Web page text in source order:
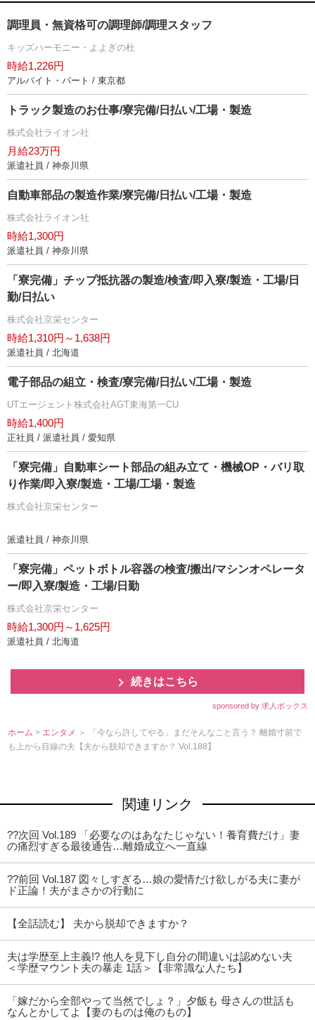
調理員・無資格可の調理師/調理スタッフ
キッズハーモニー・よよぎの杜
時給1,226円
アルバイト・パート / 東京都
トラック製造のお仕事/寮完備/日払い/工場・製造
株式会社ライオン社
月給23万円
派遣社員 / 神奈川県
自動車部品の製造作業/寮完備/日払い/工場・製造
株式会社ライオン社
時給1,300円
派遣社員 / 神奈川県
「寮完備」チップ抵抗器の製造/検査/即入寮/製造・工場/日
勤/日払い
株式会社京栄センター
時給1,310円～1,638円
派遣社員 / 北海道
電子部品の組立・検査/寮完備/日払い/工場・製造
UTエージェント株式会社AGT東海第一CU
時給1,400円
正社員 / 派遣社員 / 愛知県
「寮完備」自動車シート部品の組み立て・機械OP・バリ取
り作業/即入寮/製造・工場/工場・製造
株式会社京栄センター
派遣社員 / 神奈川県
「寮完備」ペットボトル容器の検査/搬出/マシンオペレータ
ー/即入寮/製造・工場/日勤
株式会社京栄センター
時給1,300円～1,625円
派遣社員 / 北海道
続きはこちら
sponsored by 求人ボックス
ホーム > エンタメ ＞ 「今なら許してやる」まだそんなこと言う？ 離婚寸前で
も上から目線の夫【夫から脱却できますか？ Vol.188】
関連リンク
??次回 Vol.189 「必要なのはあなたじゃない！養育費だけ」妻
の痛烈すぎる最後通告…離婚成立へ一直線
??前回 Vol.187 図々しすぎる…娘の愛情だけ欲しがる夫に妻が
ド正論！夫がまさかの行動に
【全話読む】 夫から脱却できますか？
夫は学歴至上主義!? 他人を見下し自分の間違いは認めない夫
＜学歴マウント夫の暴走 1話＞【非常識な人たち】
「嫁だから全部やって当然でしょ？」夕飯も 母さんの世話も
なんとかしてよ【妻のものは俺のもの】